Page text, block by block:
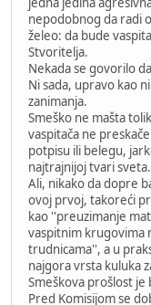
nepodobnog da radi
želeo: da bude
Stvoritelja.
Nekada se govorilo
Ni sada, upravo kao
zanimanja.
Smeško ne mašta
vaspitača ne
potpisu ili belegu,
najtrajnijoj tvari sveta.
Ali, nikako da dopre
ovoj prvoj, takoreći
kao ''preuzimanje
vaspitnim krugovima
trudnicama'', a u
najgora vrsta kuluka
Smeškova prošlost
Pred Komisijom se